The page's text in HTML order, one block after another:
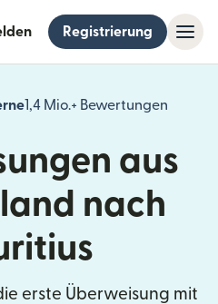
Registrierung
1,4 Mio.+ Bewertungen
aus
nach
erste Überweisung mit